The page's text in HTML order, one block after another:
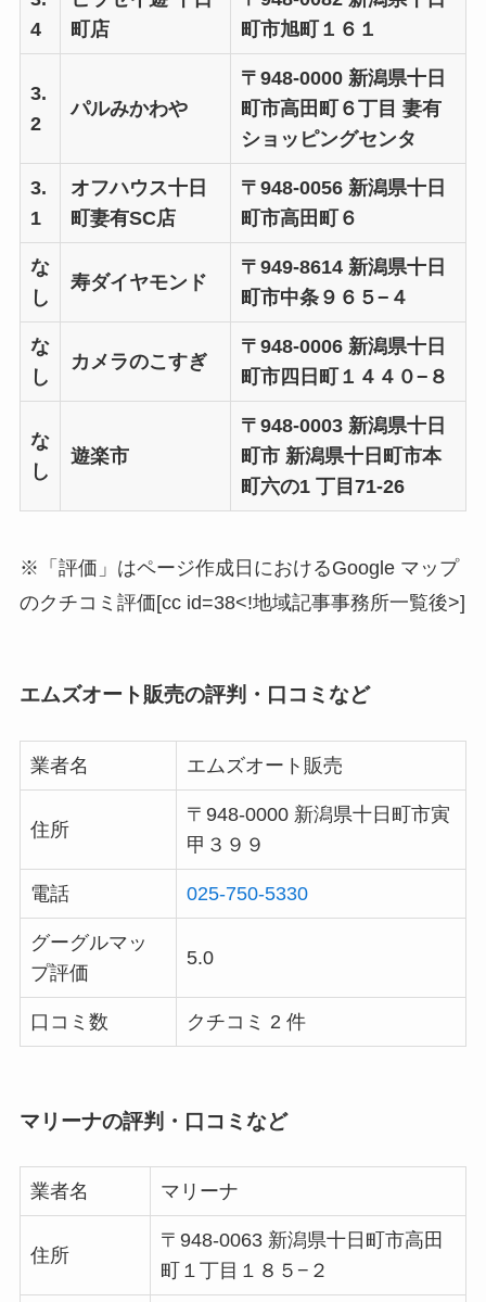
4
町店
町市旭町１６１
3.
2
パルみかわや
〒948-0000 新潟県十日
町市高田町６丁目 妻有
ショッピングセンタ
3.
1
オフハウス十日
町妻有SC店
〒948-0056 新潟県十日
町市高田町６
な
し
寿ダイヤモンド
〒949-8614 新潟県十日
町市中条９６５−４
な
し
カメラのこすぎ
〒948-0006 新潟県十日
町市四日町１４４０−８
な
し
遊楽市
〒948-0003 新潟県十日
町市 新潟県十日町市本
町六の1 丁目71-26
※「評価」はページ作成日におけるGoogle マップ
のクチコミ評価[cc id=38<!地域記事事務所一覧後>]
エムズオート販売の評判・口コミなど
業者名 エムズオート販売
住所
〒948-0000 新潟県十日町市寅
甲３９９
電話 025-750-5330
グーグルマッ
プ評価
5.0
口コミ数 クチコミ 2 件
マリーナの評判・口コミなど
業者名 マリーナ
住所
〒948-0063 新潟県十日町市高田
町１丁目１８５−２